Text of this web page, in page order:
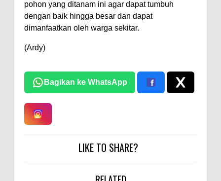
pohon yang ditanam ini agar dapat tumbuh
dengan baik hingga besar dan dapat
dimanfaatkan oleh warga sekitar.
(Ardy)
Bagikan ke WhatsApp
LIKE TO SHARE?